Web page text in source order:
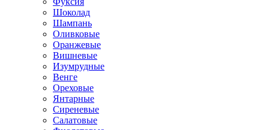
Шоколад
Шампань
Оливковые
Оранжевые
Вишневые
Изумрудные
Венге
Ореховые
Янтарные
Сиреневые
Салатовые